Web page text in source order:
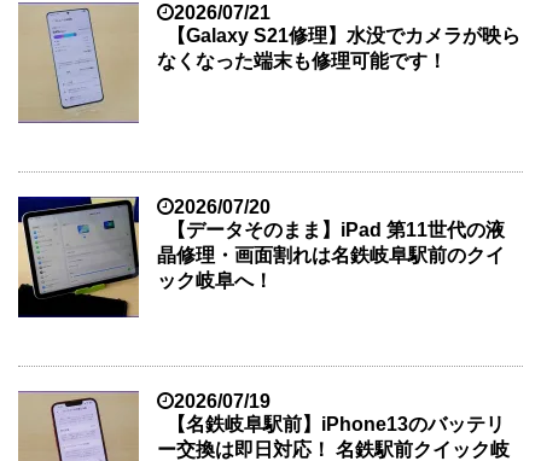
2026/07/21
【Galaxy S21修理】水没でカメラが映ら
なくなった端末も修理可能です！
2026/07/20
【データそのまま】iPad 第11世代の液
晶修理・画面割れは名鉄岐阜駅前のクイ
ック岐阜へ！
2026/07/19
【名鉄岐阜駅前】iPhone13のバッテリ
ー交換は即日対応！ 名鉄駅前クイック岐